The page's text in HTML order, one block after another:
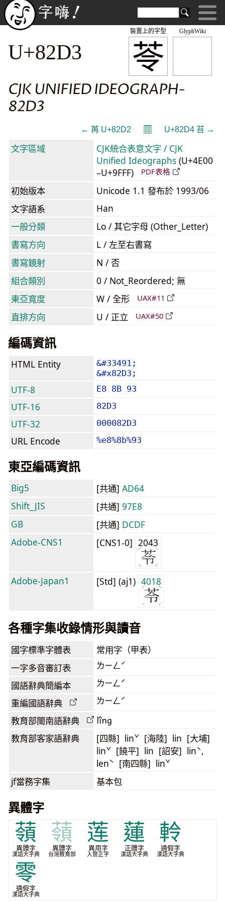
GlyphWiki
苓
裝置上的字型
U+82D3
CJK UNIFIED IDEOGRAPH-
82D3
← 苒 U+82D2 𝄜 U+82D4 苔 →
文字區域
CJK統合表意文字 / CJK
Unified Ideographs (U+4E00
–U+9FFF)
PDF表格
初始版本
Unicode 1.1 發布於 1993/06
文字語系
Han
一般分類
Lo / 其它字母 (Other_Letter)
書寫方向
L / 左至右書寫
書寫鏡射
N / 否
組合類別
0 / Not_Reordered; 無
東亞寬度
W / 全形 UAX#11
直排方向 U / 正立 UAX#50
編碼資訊
HTML Entity
&#33491;
&#x82D3;
UTF-8 E8 8B 93
UTF-16 82D3
UTF-32 000082D3
URL Encode %e8%8b%93
東亞編碼資訊
Big5 [共通] AD64
Shift_JIS
[共通] 97E8
GB
[共通] DCDF
Adobe-CNS1
[CNS1-0] 2043
Adobe-Japan1 [Std] (aj1) 4018
各種字集收錄情形與讀音
國字標準字體表 常用字（甲表）
一字多音審訂表 ㄌㄧㄥˊ
國語辭典簡編本 ㄌㄧㄥˊ
重編國語辭典 ㄌㄧㄥˊ
教育部閩南語辭典 lîng
教育部客家語辭典
[四縣] linˇ [海陸] lin [大埔]
linˇ [饒平] lin [詔安] linˋ,
lenˋ [南四縣] linˇ
jf當務字集 基本包
異體字
䕘
異體字
漢語大字典
䕘
異體字
台灣教育部
莲
異用字
入管正字
蓮
正體字
漢語大字典
軨
通假字
漢語大字典
零
通假字
漢語大字典